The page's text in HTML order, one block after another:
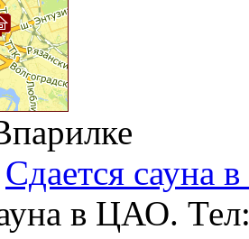
Сдается сауна
в ЦАО.